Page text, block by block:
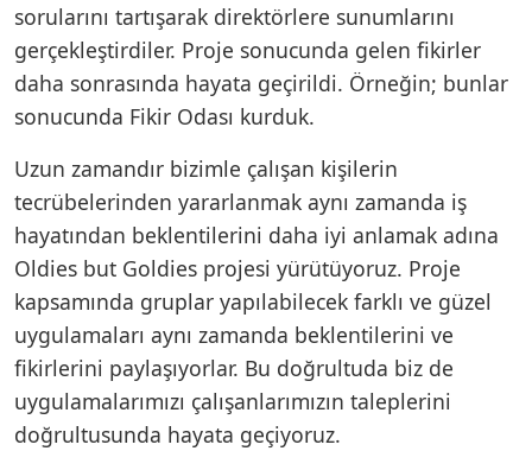
sorularını tartışarak direktörlere sunumlarını
gerçekleştirdiler. Proje sonucunda gelen fikirler
daha sonrasında hayata geçirildi. Örneğin; bunlar
sonucunda Fikir Odası kurduk.
Uzun zamandır bizimle çalışan kişilerin
tecrübelerinden yararlanmak aynı zamanda iş
hayatından beklentilerini daha iyi anlamak adına
Oldies but Goldies projesi yürütüyoruz. Proje
kapsamında gruplar yapılabilecek farklı ve güzel
uygulamaları aynı zamanda beklentilerini ve
fikirlerini paylaşıyorlar. Bu doğrultuda biz de
uygulamalarımızı çalışanlarımızın taleplerini
doğrultusunda hayata geçiyoruz.